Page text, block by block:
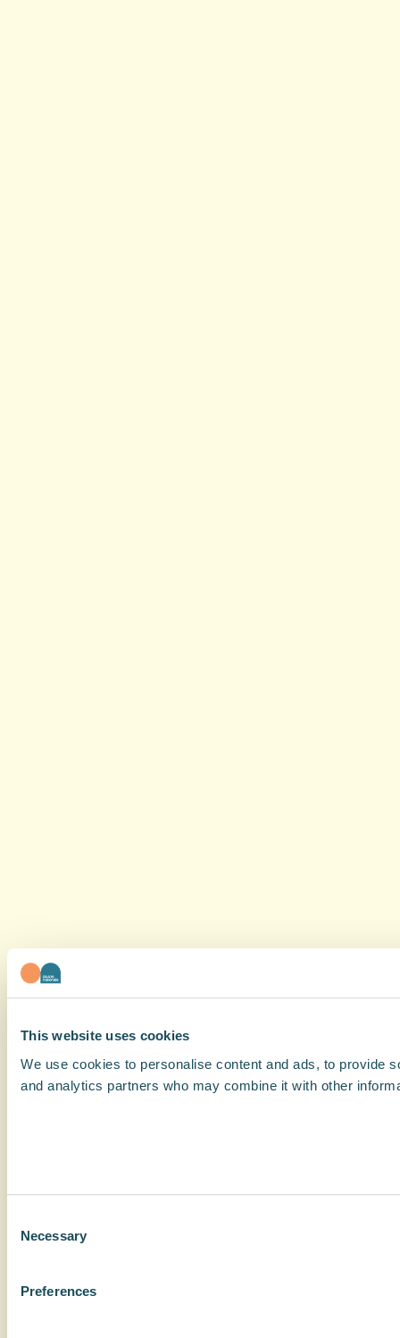
This website uses cookies
We use cookies to personalise content and ads, to provide
and analytics partners who may combine it with other
Selection
Necessary
Preferences